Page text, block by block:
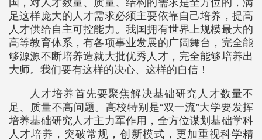
国，对人才数量、质量、结构的需求是全方位的，满
足这样庞大的人才需求必须主要依靠自己培养，提高
人才供给自主可控能力。我国拥有世界上规模最大的
高等教育体系，有各项事业发展的广阔舞台，完全能
够源源不断培养造就大批优秀人才，完全能够培养出
大师。我们要有这样的决心、这样的自信！
人才培养首先要聚焦解决基础研究人才数量不
足、质量不高问题。高校特别是“双一流”大学要发挥
培养基础研究人才主力军作用，全方位谋划基础学科
人才培养，突破常规，创新模式，更加重视科学精